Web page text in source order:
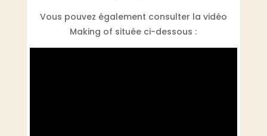
Vous pouvez également consulter la vidéo
Making of située ci-dessous :